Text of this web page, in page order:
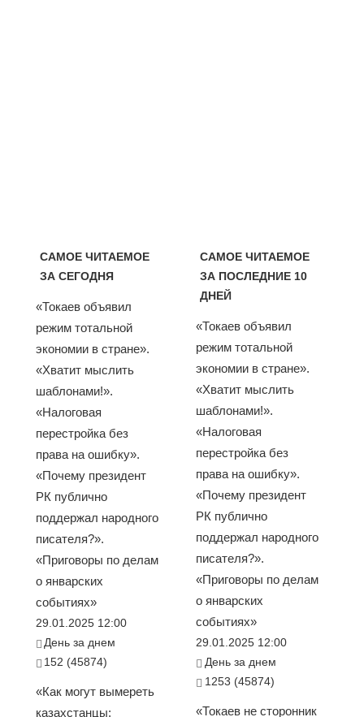
САМОЕ ЧИТАЕМОЕ
ЗА СЕГОДНЯ
«Токаев объявил
режим тотальной
экономии в стране».
«Хватит мыслить
шаблонами!».
«Налоговая
перестройка без
права на ошибку».
«Почему президент
РК публично
поддержал народного
писателя?».
«Приговоры по делам
о январских
событиях»
29.01.2025 12:00
День за днем
152 (45874)
«Как могут вымереть
казахстанцы:
САМОЕ ЧИТАЕМОЕ
ЗА ПОСЛЕДНИЕ 10
ДНЕЙ
«Токаев объявил
режим тотальной
экономии в стране».
«Хватит мыслить
шаблонами!».
«Налоговая
перестройка без
права на ошибку».
«Почему президент
РК публично
поддержал народного
писателя?».
«Приговоры по делам
о январских
событиях»
29.01.2025 12:00
День за днем
1253 (45874)
«Токаев не сторонник